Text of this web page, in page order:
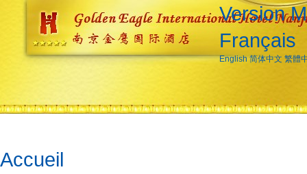
Version
Français
English 简体中文 繁體
Accueil